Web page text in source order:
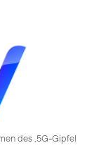
des ‚5G-Gipfel